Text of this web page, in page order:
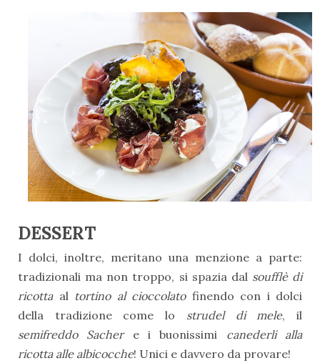
DESSERT
I dolci, inoltre, meritano una menzione a parte:
tradizionali ma non troppo, si spazia dal soufflè di
ricottaal tortino al cioccolatofinendo con i dolci
della tradizione come lo strudel di mele, il
semifreddo Sachere i buonissimi canederli alla
ricotta alle albicocche! Unici e davvero da provare!